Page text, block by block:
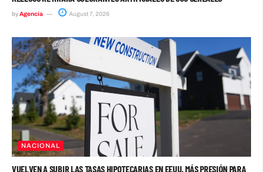
byAgencia August 7, 2026
NACIONAL
VUELVEN A SUBIR LAS TASAS HIPOTECARIAS EN EEUU, MÁS PRESIÓN PARA